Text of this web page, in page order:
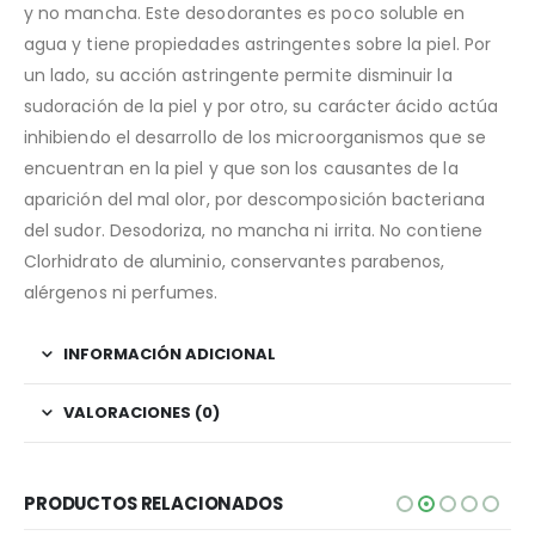
y no mancha. Este desodorantes es poco soluble en
agua y tiene propiedades astringentes sobre la piel. Por
un lado, su acción astringente permite disminuir la
sudoración de la piel y por otro, su carácter ácido actúa
inhibiendo el desarrollo de los microorganismos que se
encuentran en la piel y que son los causantes de la
aparición del mal olor, por descomposición bacteriana
del sudor. Desodoriza, no mancha ni irrita. No contiene
Clorhidrato de aluminio, conservantes parabenos,
alérgenos ni perfumes.
INFORMACIÓN ADICIONAL
VALORACIONES (0)
PRODUCTOS RELACIONADOS